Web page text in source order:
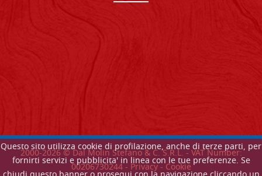
Questo sito utilizza cookie di profilazione, anche di terze parti, per
fornirti servizi e pubblicita' in linea con le tue preferenze. Se
2000-2026© Dal Molin Stefano & C. S.R.L. - VAT Number:
00206730244 - Privacy-Cookie